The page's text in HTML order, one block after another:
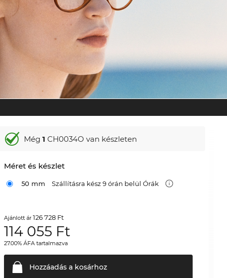
Még1 CH0034O van készleten
Méret és készlet
50 mm Szállításra kész 9 órán belül Órák
Ajánlott ár126 728 Ft
114 055 Ft
27.00% ÁFA tartalmazva
Hozzáadás a kosárhoz